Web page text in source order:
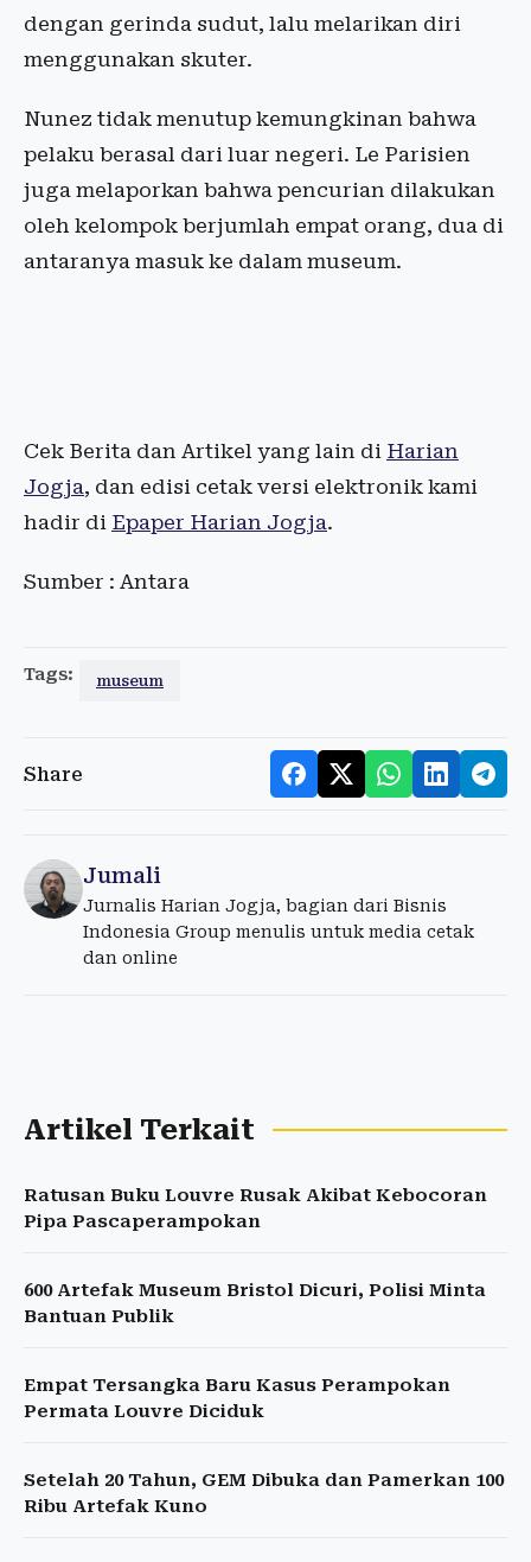
dengan gerinda sudut, lalu melarikan diri
menggunakan skuter.
Nunez tidak menutup kemungkinan bahwa
pelaku berasal dari luar negeri. Le Parisien
juga melaporkan bahwa pencurian dilakukan
oleh kelompok berjumlah empat orang, dua di
antaranya masuk ke dalam museum.
Cek Berita dan Artikel yang lain di Harian
Jogja, dan edisi cetak versi elektronik kami
hadir di Epaper Harian Jogja.
Sumber : Antara
Tags: museum
Share
Jumali
Jurnalis Harian Jogja, bagian dari Bisnis
Indonesia Group menulis untuk media cetak
dan online
Artikel Terkait
Ratusan Buku Louvre Rusak Akibat Kebocoran
Pipa Pascaperampokan
600 Artefak Museum Bristol Dicuri, Polisi Minta
Bantuan Publik
Empat Tersangka Baru Kasus Perampokan
Permata Louvre Diciduk
Setelah 20 Tahun, GEM Dibuka dan Pamerkan 100
Ribu Artefak Kuno